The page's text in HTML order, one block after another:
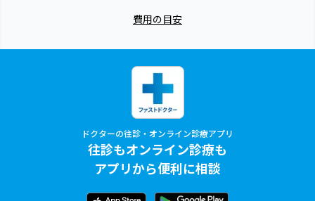
費用の目安
ドクターの往診・オンライン診療アプリ
往診もオンライン診療も
アプリから便利に相談